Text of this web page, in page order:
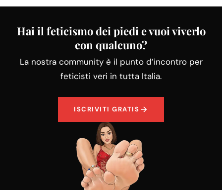
Hai il feticismo dei piedi e vuoi viverlo
con qualcuno?
La nostra community è il punto d’incontro per
feticisti veri in tutta Italia.
ISCRIVITI GRATIS